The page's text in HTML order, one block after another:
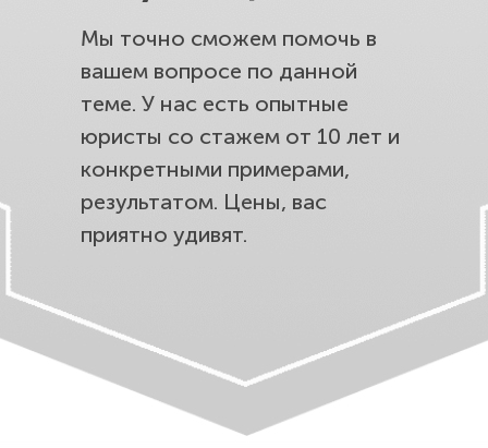
Мы точно сможем помочь в
вашем вопросе по данной
теме. У нас есть опытные
юристы со стажем от 10 лет и
конкретными примерами,
результатом. Цены, вас
приятно удивят.